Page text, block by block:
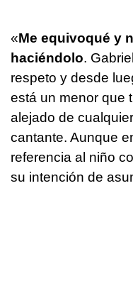
«Me equivoqué y
haciéndolo.
respeto y desde
está un menor que
alejado de
cantante. Aunque
referencia al niño
su intención de